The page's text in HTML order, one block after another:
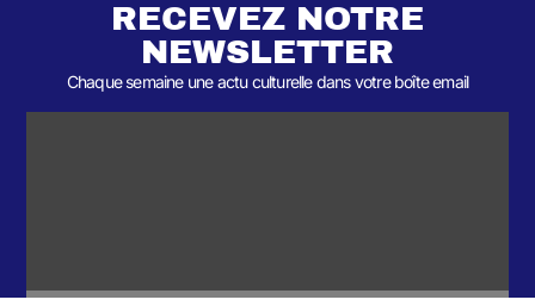
RECEVEZ NOTRE
NEWSLETTER
Chaque semaine une actu culturelle dans votre boîte email